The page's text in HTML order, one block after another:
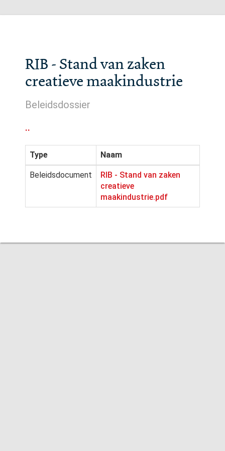
RIB - Stand van zaken
creatieve maakindustrie
Beleidsdossier
..
Type Naam
Beleidsdocument
RIB - Stand van zaken
creatieve
maakindustrie.pdf